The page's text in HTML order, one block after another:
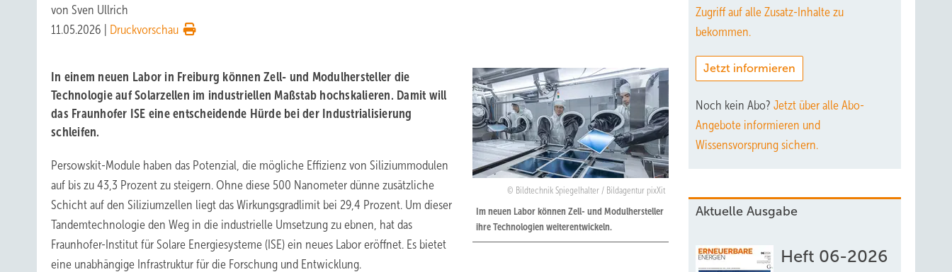
von Sven Ullrich
11.05.2026
Druckvorschau
Bildtechnik Spiegelhalter / Bildagentur pixXit
Im neuen Labor können Zell- und Modulhersteller
ihre Technologien weiterentwickeln.
In einem neuen Labor in Freiburg können Zell- und Modulhersteller die
Technologie auf Solarzellen im industriellen Maßstab hochskalieren. Damit will
das Fraunhofer ISE eine entscheidende Hürde bei der Industrialisierung
schleifen.
Persowskit-Module haben das Potenzial, die mögliche Effizienz von Siliziummodulen
auf bis zu 43,3 Prozent zu steigern. Ohne diese 500 Nanometer dünne zusätzliche
Schicht auf den Siliziumzellen liegt das Wirkungsgradlimit bei 29,4 Prozent. Um dieser
Tandemtechnologie den Weg in die industrielle Umsetzung zu ebnen, hat das
Fraunhofer-Institut für Solare Energiesysteme (ISE) ein neues Labor eröffnet. Es bietet
eine unabhängige Infrastruktur für die Forschung und Entwicklung.
Zugriff auf alle Zusatz-Inhalte zu
bekommen.
Jetzt informieren
Noch kein Abo? Jetzt über alle Abo-
Angebote informieren und
Wissensvorsprung sichern.
Aktuelle Ausgabe
Heft 06-2026